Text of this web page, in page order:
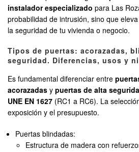
instalador especializado para Las
probabilidad de intrusión, sino que
la seguridad de tu vivienda o negocio.
Tipos de puertas: acorazadas,
seguridad. Diferencias, usos y
Es fundamental diferenciar entre
acorazadas y puertas de alta
UNE EN 1627 (RC1 a RC6). La
exposición y el presupuesto.
Puertas blindadas:
Estructura de madera con